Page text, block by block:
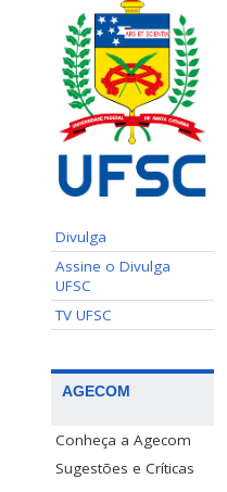
Divulga
Assine o Divulga
UFSC
TV UFSC
AGECOM
Conheça a Agecom
Sugestões e Críticas